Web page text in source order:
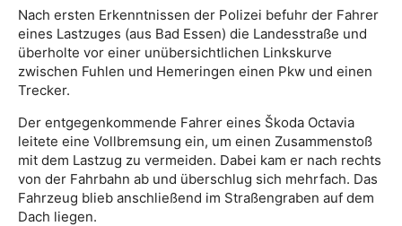
Nach ersten Erkenntnissen der Polizei befuhr der Fahrer
eines Lastzuges (aus Bad Essen) die Landesstraße und
überholte vor einer unübersichtlichen Linkskurve
zwischen Fuhlen und Hemeringen einen Pkw und einen
Trecker.
Der entgegenkommende Fahrer eines Škoda Octavia
leitete eine Vollbremsung ein, um einen Zusammenstoß
mit dem Lastzug zu vermeiden. Dabei kam er nach rechts
von der Fahrbahn ab und überschlug sich mehrfach. Das
Fahrzeug blieb anschließend im Straßengraben auf dem
Dach liegen.